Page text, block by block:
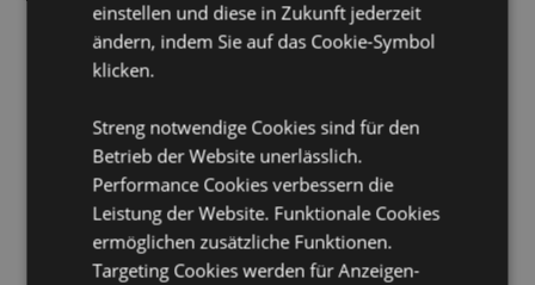
Bosnien und Herzegowina, Bulgarien, Kanarische
Inseln (Spanien), Ceuta und Melilla, Chile, Korsika
(Frankreich), Kroatien, Zypern, Tschechische Republik,
Dänemark, Estland, Finnland (Festland), Frankreich
Deutschland, Gibraltar, Griechenland, Guadeloupe,
Guernsey (Kanalinseln), Heiliger Stuhl (Vatikanstadt),
Ungarn, Island, Irland, Isle of Man (Vereinigtes
Königreich), Italien (Festland), Jersey (Kanalinseln),
Kosovo, Lettland, Liechtenstein, Litauen, Luxemburg,
Nordmazedonien, Madeira (Portugal), Malta,
Martinique, Mayotte, Moldawien, Montenegro,
einstellen und diese in Zukunft jederzeit
ändern, indem Sie auf das Cookie-Symbol
klicken.
Streng notwendige Cookies sind für den
Betrieb der Website unerlässlich.
Performance Cookies verbessern die
Leistung der Website. Funktionale Cookies
ermöglichen zusätzliche Funktionen.
Targeting Cookies werden für Anzeigen-